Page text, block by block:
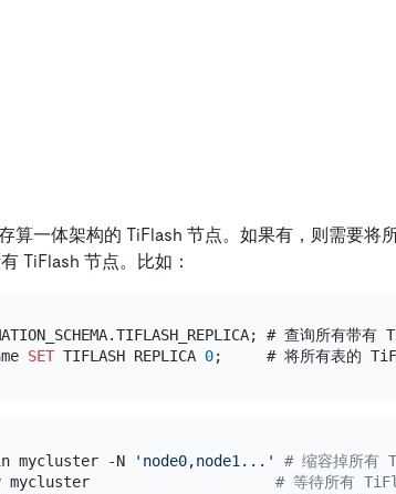
算一体架构的 TiFlash 节点。如果有，则需要将
TiFlash 节点。比如：
SET TIFLASH REPLICA 0;     # 将所有表的
mycluster -N 'node0,node1...'
# 缩容掉所有
mycluster # 等待所有